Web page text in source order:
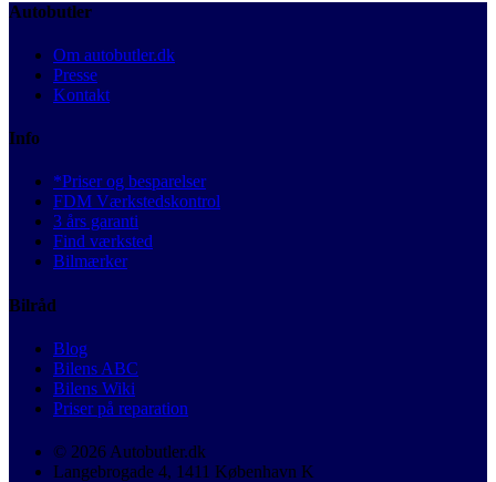
Autobutler
Om autobutler.dk
Presse
Kontakt
Info
*Priser og besparelser
FDM Værkstedskontrol
3 års garanti
Find værksted
Bilmærker
Bilråd
Blog
Bilens ABC
Bilens Wiki
Priser på reparation
© 2026 Autobutler.dk
Langebrogade 4, 1411 København K